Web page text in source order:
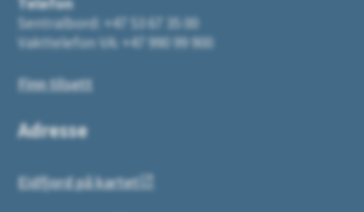
Sentralbord: +47 53 67 35 00
Vakttelefon VA: +47 990 99 900
Finn tilsett
Adresse
Eidfjord på kartet